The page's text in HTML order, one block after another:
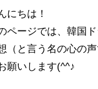
にちは！
ページでは、韓国
（と言う名の心の
願いします(^^♪